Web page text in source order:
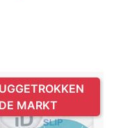
MARKT